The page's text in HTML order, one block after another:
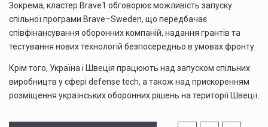
Зокрема, кластер Brave1 обговорює можливість запуску
спільної програми Brave–Sweden, що передбачає
співфінансування оборонних компаній, надання грантів та
тестування нових технологій безпосередньо в умовах фронту.
Крім того, Україна і Швеція працюють над запуском спільних
виробництв у сфері defense tech, а також над прискоренням
розміщення українських оборонних рішень на території Швеції.